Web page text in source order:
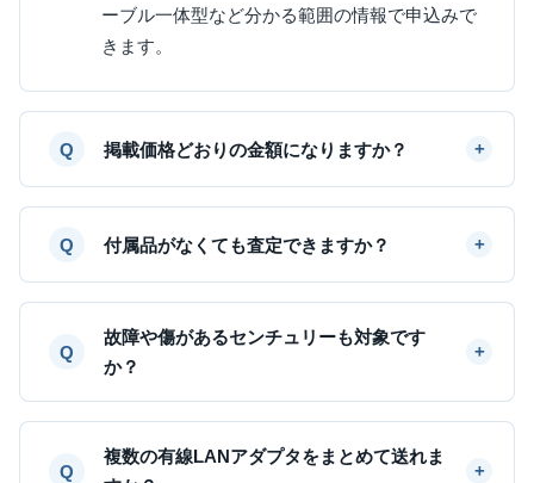
ーブル一体型など分かる範囲の情報で申込みで
きます。
掲載価格どおりの金額になりますか？
付属品がなくても査定できますか？
故障や傷があるセンチュリーも対象です
か？
複数の有線LANアダプタをまとめて送れま